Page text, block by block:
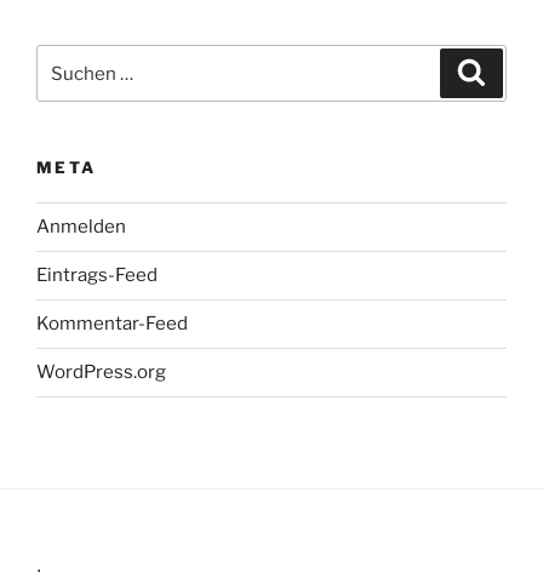
nach:
META
Anmelden
Eintrags-Feed
Kommentar-Feed
WordPress.org